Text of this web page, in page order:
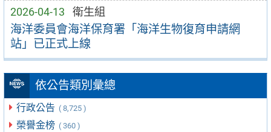
2026-04-13 衛生組
海洋委員會海洋保育署「海洋生物復育申請網
站」已正式上線
依公告類別彙總
行政公告 ( 8,725 )
榮譽金榜 ( 360 )